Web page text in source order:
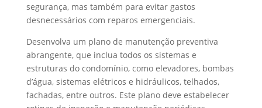
segurança, mas também para evitar gastos
desnecessários com reparos emergenciais.
Desenvolva um plano de manutenção preventiva
abrangente, que inclua todos os sistemas e
estruturas do condomínio, como elevadores, bombas
d’água, sistemas elétricos e hidráulicos, telhados,
fachadas, entre outros. Este plano deve estabelecer